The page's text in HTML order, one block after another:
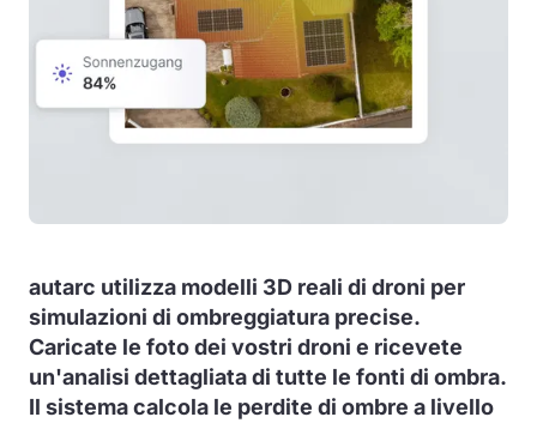
autarc utilizza modelli 3D reali di droni per
simulazioni di ombreggiatura precise.
Caricate le foto dei vostri droni e ricevete
un'analisi dettagliata di tutte le fonti di ombra.
Il sistema calcola le perdite di ombre a livello